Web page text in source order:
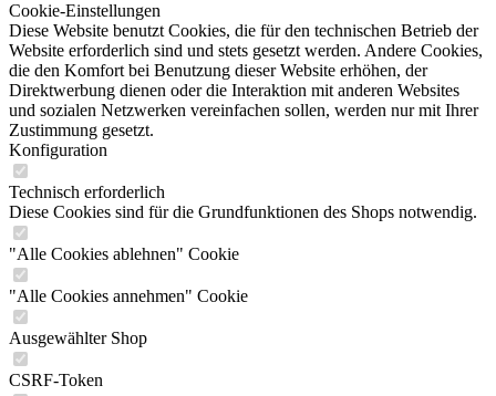
Cookie-Einstellungen
Diese Website benutzt Cookies, die für den technischen Betrieb der
Website erforderlich sind und stets gesetzt werden. Andere Cookies,
die den Komfort bei Benutzung dieser Website erhöhen, der
Direktwerbung dienen oder die Interaktion mit anderen Websites
und sozialen Netzwerken vereinfachen sollen, werden nur mit Ihrer
Zustimmung gesetzt.
Konfiguration
Technisch erforderlich
Diese Cookies sind für die Grundfunktionen des Shops notwendig.
"Alle Cookies ablehnen" Cookie
"Alle Cookies annehmen" Cookie
Ausgewählter Shop
CSRF-Token